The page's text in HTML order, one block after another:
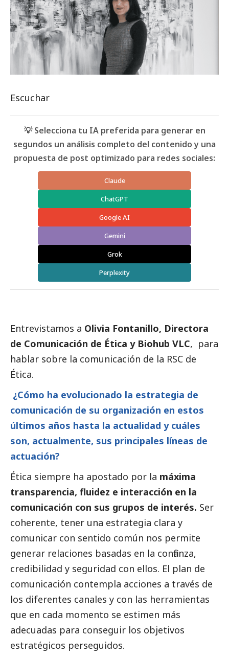
Escuchar
💡 Selecciona tu IA preferida para generar en
segundos un análisis completo del contenido y una
propuesta de post optimizado para redes sociales:
Claude
ChatGPT
Google AI
Gemini
Grok
Perplexity
Entrevistamos a Olivia Fontanillo, Directora
de Comunicación de Ética y Biohub VLC, para
hablar sobre la comunicación de la RSC de
Ética.
¿Cómo ha evolucionado la estrategia de
comunicación de su organización en estos
últimos años hasta la actualidad y cuáles
son, actualmente, sus principales líneas de
actuación?
Ética siempre ha apostado por la máxima
transparencia, fluidez e interacción en la
comunicación con sus grupos de interés. Ser
coherente, tener una estrategia clara y
comunicar con sentido común nos permite
generar relaciones basadas en la confianza,
credibilidad y seguridad con ellos. El plan de
comunicación contempla acciones a través de
los diferentes canales y con las herramientas
que en cada momento se estimen más
adecuadas para conseguir los objetivos
estratégicos perseguidos.